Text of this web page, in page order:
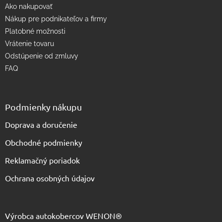
Ako nakupovať
Nákup pre podnikateľov a firmy
Platobné možnosti
Vrátenie tovaru
Odstúpenie od zmluvy
FAQ
Podmienky nákupu
Doprava a doručenie
Obchodné podmienky
Reklamačný poriadok
Ochrana osobných údajov
Výrobca autokobercov WENON®